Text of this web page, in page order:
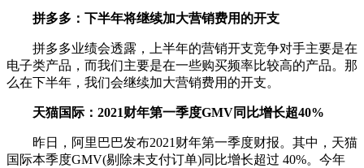
拼多多：下半年将继续加大营销费用的开支
拼多多业绩会透露，上半年的营销开支竞争对手主要是在
电子类产品，而我们主要是在一些购买频率比较高的产品。那
么在下半年，我们会继续加大营销费用的开支。
天猫国际：2021财年第一季度GMV同比增长超40%
昨日，阿里巴巴发布2021财年第一季度财报。其中，天猫
国际本季度GMV(剔除未支付订单)同比增长超过 40%。今年